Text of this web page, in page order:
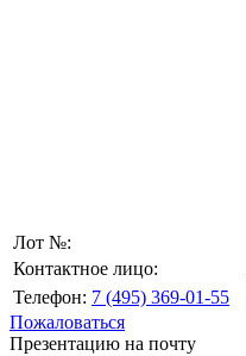
Лот №:
Контактное лицо:
Телефон: 7 (495) 369-01-55
Пожаловаться
Презентацию на почту